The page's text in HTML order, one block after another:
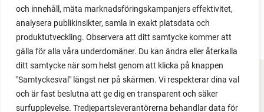
och innehåll, mäta marknadsföringskampanjers effektivitet,
analysera publikinsikter, samla in exakt platsdata och
produktutveckling. Observera att ditt samtycke kommer att
gälla för alla våra underdomäner. Du kan ändra eller återkalla
ditt samtycke när som helst genom att klicka på knappen
"Samtyckesval" längst ner på skärmen. Vi respekterar dina val
och är fast beslutna att ge dig en transparent och säker
surfupplevelse. Tredjepartsleverantörerna behandlar data för
FACEBOOK